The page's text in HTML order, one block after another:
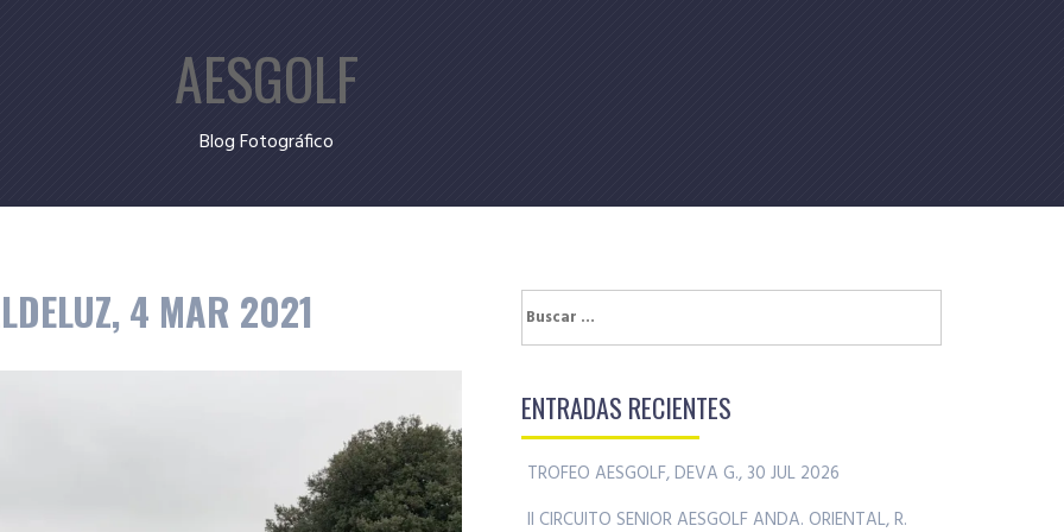
AESGOLF
Blog Fotográfico
4 MAR 2021 Buscar:
ENTRADAS RECIENTES
TROFEO AESGOLF, DEVA G., 30 JUL 2026
II CIRCUITO SENIOR AESGOLF ANDA. ORIENTAL, R.